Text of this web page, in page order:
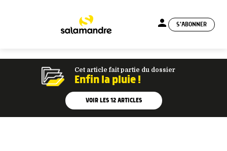
person S'ABONNER
Cet article fait partie du dossier
Enfin la pluie !
VOIR LES 12ARTICLES